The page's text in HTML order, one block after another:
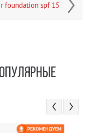
foundation spf 15
РЕКОМЕНДУЕМ